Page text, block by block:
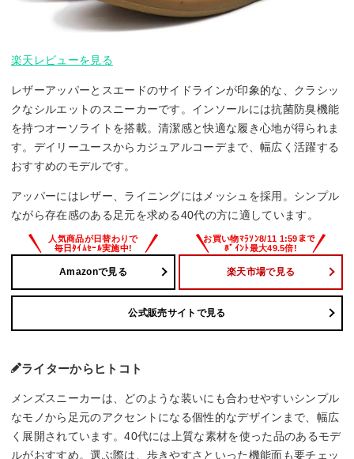
楽天レビューを見る
レザーアッパーとスエードのサイドラインが印象的な、クラシッ
クなシルエットのスニーカーです。インソールには抗菌防臭機能
を持つオーソライトを搭載。清潔感と快適な履き心地が得られま
す。デイリーユースからカジュアルコーデまで、幅広く活躍する
おすすめのモデルです。
アッパーにはレザー、ライニングにはメッシュを採用。シンプル
ながら存在感のある足元を求める40代の方に適しています。
Amazonで見る 楽天市場で見る
公式販売サイトで見る
ライターからヒトコト
メンズスニーカーは、どのような装いにも合わせやすいシンプル
なモノから足元のアクセントになる個性的なデザインまで、幅広
く展開されています。40代には上質な素材を使った品のあるモデ
ルがおすすめ。選ぶ際は、歩きやすさといった機能面も要チェッ